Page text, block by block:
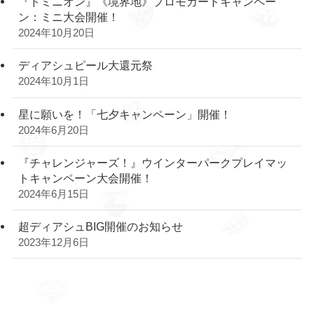
ン：ミニ大会開催！
2024年10月20日
ディアシュピール大還元祭
2024年10月1日
星に願いを！「七夕キャンペーン」開催！
2024年6月20日
『チャレンジャーズ！』ウインターパークプレイマッ
トキャンペーン大会開催！
2024年6月15日
超ディアシュBIG開催のお知らせ
2023年12月6日